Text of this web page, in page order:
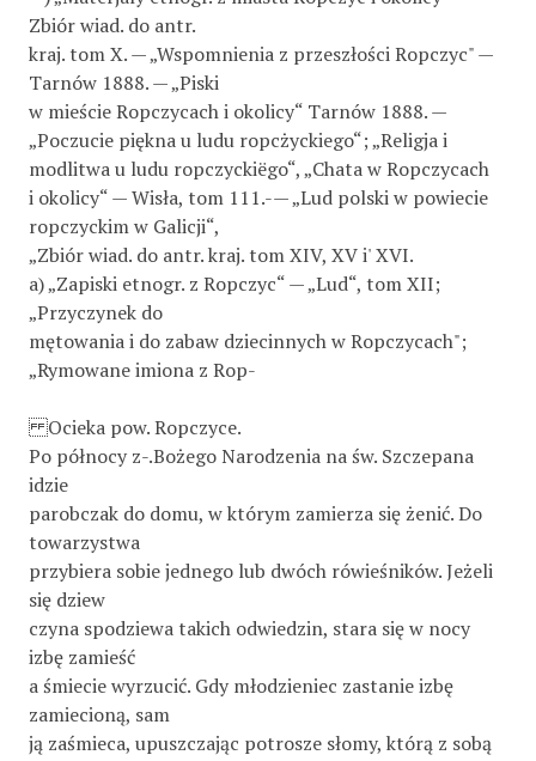
Zbiór wiad. do antr.
kraj. tom X. — „Wspomnienia z przeszłości Ropczyc" —
Tarnów 1888. — „Piski
w mieście Ropczycach i okolicy“ Tarnów 1888. —
„Poczucie piękna u ludu ropcżyckiego“; „Religja i
modlitwa u ludu ropczyckiëgo“, „Chata w Ropczycach
i okolicy“ — Wisła, tom 111.-— „Lud polski w powiecie
ropczyckim w Galicji“,
„Zbiór wiad. do antr. kraj. tom XIV, XV i' XVI.
a) „Zapiski etnogr. z Ropczyc“ — „Lud“, tom XII;
„Przyczynek do
mętowania i do zabaw dziecinnych w Ropczycach";
„Rymowane imiona z Rop-
Ocieka pow. Ropczyce.
Po północy z-.Bożego Narodzenia na św. Szczepana
idzie
parobczak do domu, w którym zamierza się żenić. Do
towarzystwa
przybiera sobie jednego lub dwóch rówieśników. Jeżeli
się dziew­
czyna spodziewa takich odwiedzin, stara się w nocy
izbę zamieść
a śmiecie wyrzucić. Gdy młodzieniec zastanie izbę
zamiecioną, sam
ją zaśmieca, upuszczając potrosze słomy, którą z sobą